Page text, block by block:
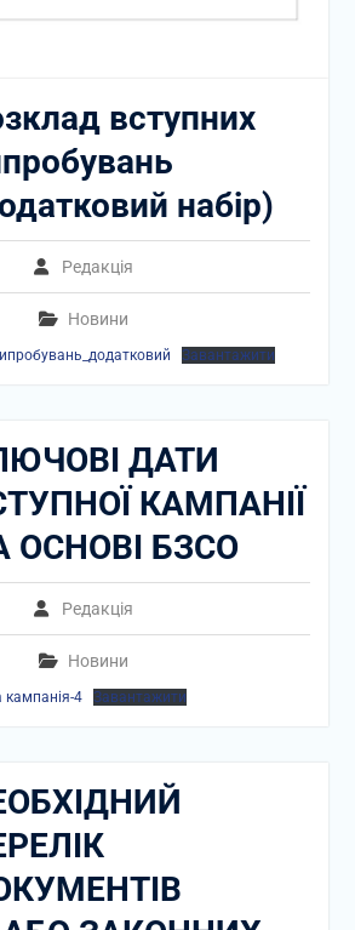
вступних
набір)
Редакція
Новини
Завантажити
ДАТИ
КАМПАНІЇ
ОСНОВІ БЗСО
Редакція
Новини
4 Завантажити